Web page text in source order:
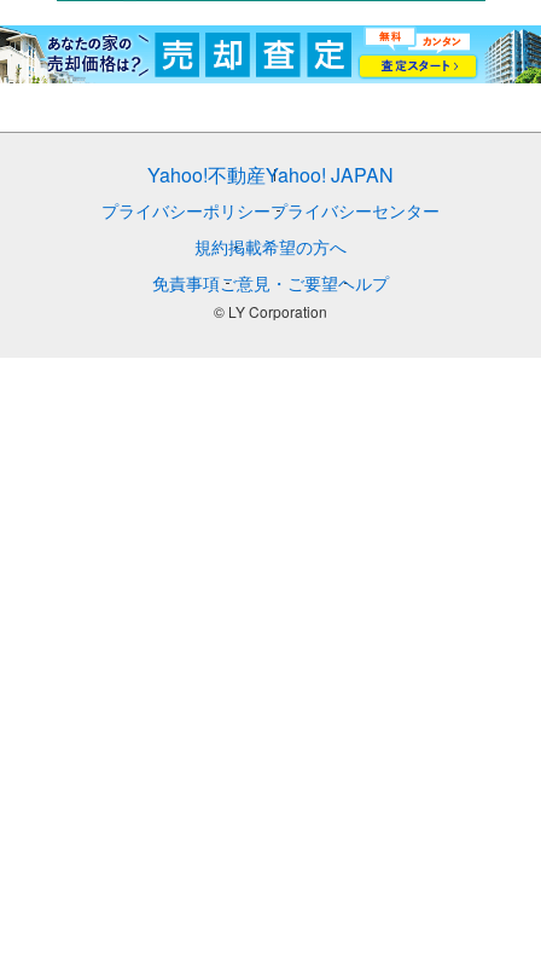
Yahoo!不動産Yahoo! JAPAN
プライバシーポリシープライバシーセンター
規約掲載希望の方へ
免責事項ご意見・ご要望ヘルプ
© LY Corporation